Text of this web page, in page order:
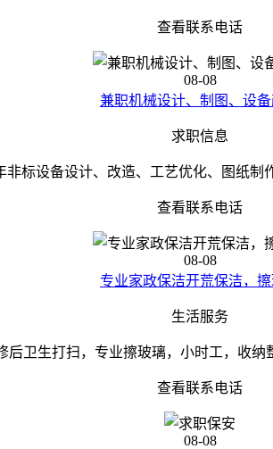
查看联系电话
08-08
兼职机械设计、制图、设
求职信息
标设备设计、改造、工艺优化、图纸
查看联系电话
08-08
专业家政保洁开荒保洁，
生活服务
后卫生打扫，专业擦玻璃，小时工，收
查看联系电话
08-08